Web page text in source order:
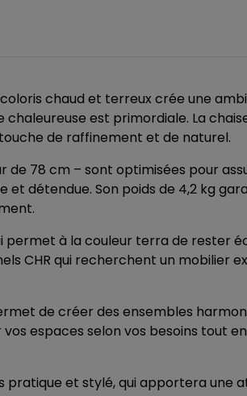
chaud et terreux crée une
est primordiale. La
de raffinement et de naturel.
78 cm – sont optimisées pour
détendue. Son poids de 4,2 kg
à la couleur terra de rester
CHR qui recherchent un mobilier
de créer des ensembles
espaces selon vos besoins tout
et stylé, qui apportera une